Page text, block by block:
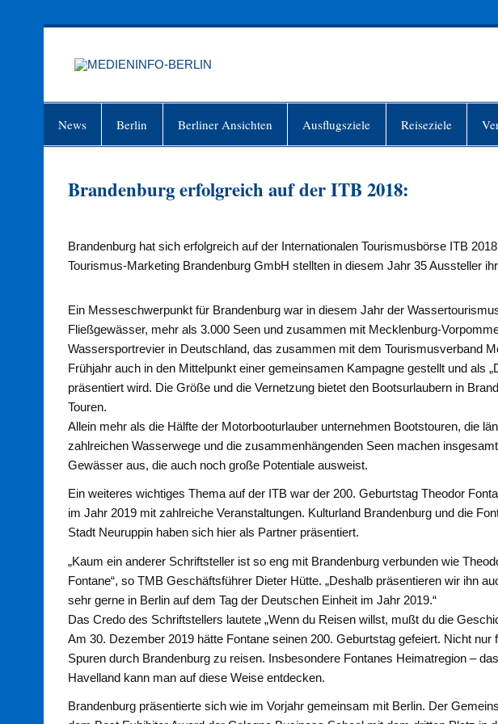
News Berlin Berliner Ansichten Ausflugsziele Reiseziele
Brandenburg erfolgreich auf der ITB 2018:
Brandenburg hat sich erfolgreich auf der Internationalen Tourismusbörse ITB
Tourismus-Marketing Brandenburg GmbH stellten in diesem Jahr 35 Aussteller
Ein Messeschwerpunkt für Brandenburg war in diesem Jahr der
Fließgewässer, mehr als 3.000 Seen und zusammen mit Mecklenburg-
Wassersportrevier in Deutschland, das zusammen mit dem Tourismusverband
Frühjahr auch in den Mittelpunkt einer gemeinsamen Kampagne gestellt und als
präsentiert wird. Die Größe und die Vernetzung bietet den Bootsurlaubern in
Touren.
Allein mehr als die Hälfte der Motorbooturlauber unternehmen Bootstouren, die
zahlreichen Wasserwege und die zusammenhängenden Seen machen
Gewässer aus, die auch noch große Potentiale ausweist.
Ein weiteres wichtiges Thema auf der ITB war der 200. Geburtstag Theodor
im Jahr 2019 mit zahlreiche Veranstaltungen. Kulturland Brandenburg und die
Stadt Neuruppin haben sich hier als Partner präsentiert.
„Kaum ein anderer Schriftsteller ist so eng mit Brandenburg verbunden wie
Fontane“, so TMB Geschäftsführer Dieter Hütte. „Deshalb präsentieren wir ihn
sehr gerne in Berlin auf dem Tag der Deutschen Einheit im Jahr 2019.“
Das Credo des Schriftstellers lautete „Wenn du Reisen willst, mußt du die
Am 30. Dezember 2019 hätte Fontane seinen 200. Geburtstag gefeiert. Nicht
Spuren durch Brandenburg zu reisen. Insbesondere Fontanes Heimatregion –
Havelland kann man auf diese Weise entdecken.
Brandenburg präsentierte sich wie im Vorjahr gemeinsam mit Berlin. Der